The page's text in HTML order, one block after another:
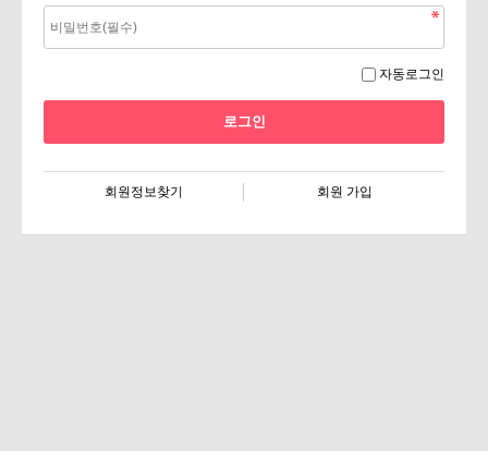
자동로그인
회원정보찾기 회원 가입